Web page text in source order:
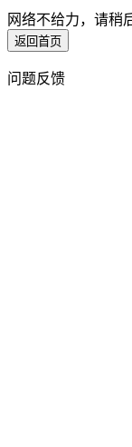
网络不给力，请稍
返回首页
问题反馈